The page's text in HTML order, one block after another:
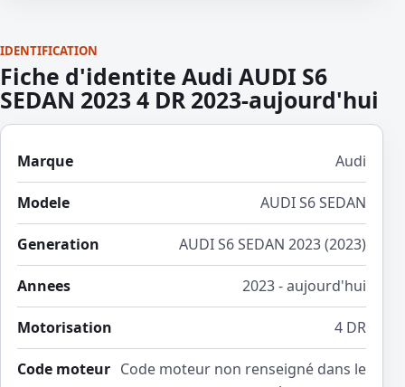
IDENTIFICATION
Fiche d'identite Audi AUDI S6
SEDAN 2023 4 DR 2023-aujourd'hui
Marque Audi
Modele AUDI S6 SEDAN
Generation AUDI S6 SEDAN 2023 (2023)
Annees 2023 - aujourd'hui
Motorisation 4 DR
Code moteur Code moteur non renseigné dans le